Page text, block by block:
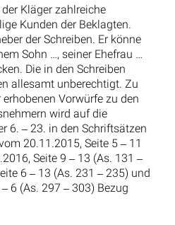
Kläger zahlreiche
Kunden der Beklagten.
der Schreiben. Er könne
Sohn …, seiner Ehefrau …
Die in den Schreiben
allesamt unberechtigt. Zu
Vorwürfe zu den
wird auf die
6. ‒ 23. in den Schriftsätzen
20.11.2015, Seite 5 ‒ 11
Seite 9 ‒ 13 (As. 131 ‒
6 ‒ 13 (As. 231 ‒ 235) und
6 (As. 297 ‒ 303) Bezug